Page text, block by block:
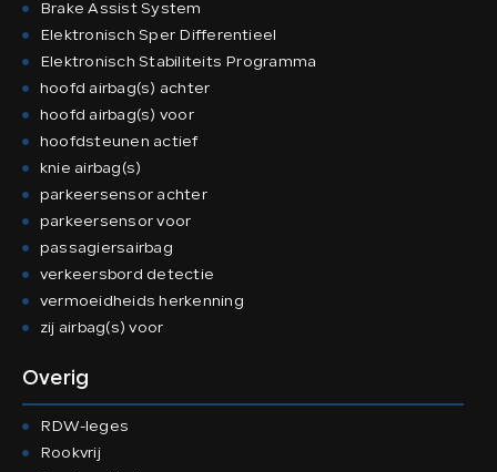
Brake Assist System
Elektronisch Sper Differentieel
Elektronisch Stabiliteits Programma
hoofd airbag(s) achter
hoofd airbag(s) voor
hoofdsteunen actief
knie airbag(s)
parkeersensor achter
parkeersensor voor
passagiersairbag
verkeersbord detectie
vermoeidheids herkenning
zij airbag(s) voor
Overig
RDW-leges
Rookvrij